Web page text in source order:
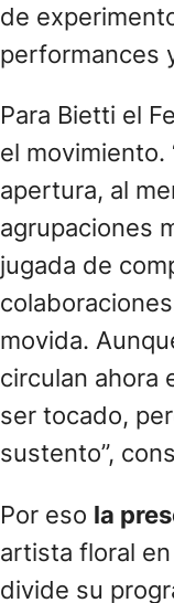
de
performances
Para Bietti el
el movimiento.
apertura, al
agrupaciones
jugada de
movida.
circulan ahora
ser tocado,
sustento”,
Por eso la
artista floral
divide su